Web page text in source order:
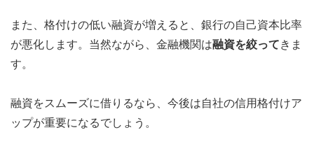
また、格付けの低い融資が増えると、銀行の自己資本比率
が悪化します。当然ながら、金融機関は融資を絞ってきま
す。
融資をスムーズに借りるなら、今後は自社の信用格付けア
ップが重要になるでしょう。